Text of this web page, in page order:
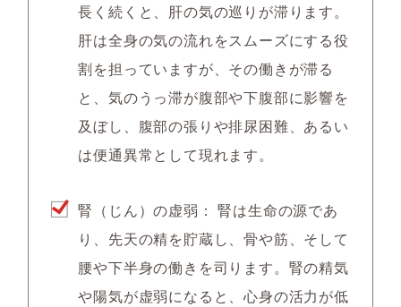
長く続くと、肝の気の巡りが滞ります。
肝は全身の気の流れをスムーズにする役
割を担っていますが、その働きが滞る
と、気のうっ滞が腹部や下腹部に影響を
及ぼし、腹部の張りや排尿困難、あるい
は便通異常として現れます。
腎（じん）の虚弱： 腎は生命の源であ
り、先天の精を貯蔵し、骨や筋、そして
腰や下半身の働きを司ります。腎の精気
や陽気が虚弱になると、心身の活力が低